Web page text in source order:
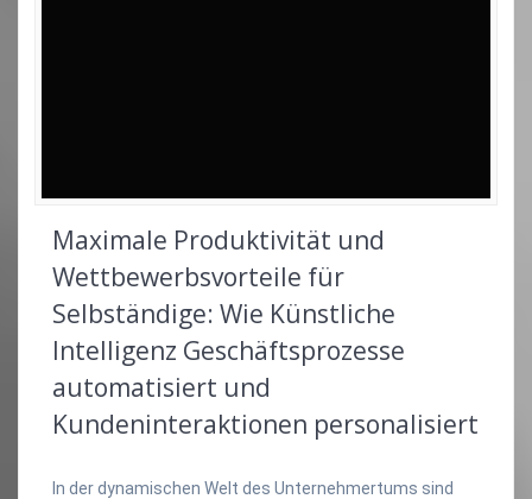
Maximale Produktivität und
Wettbewerbsvorteile für
Selbständige: Wie Künstliche
Intelligenz Geschäftsprozesse
automatisiert und
Kundeninteraktionen personalisiert
In der dynamischen Welt des Unternehmertums sind